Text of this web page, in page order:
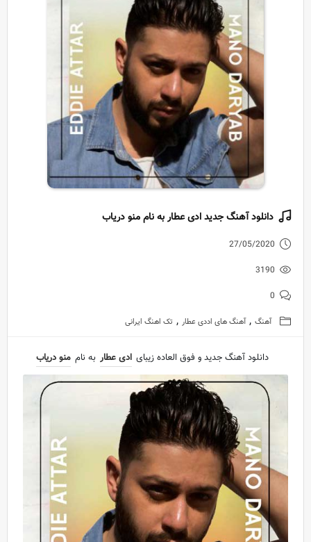
دانلود آهنگ جدید ادی عطار به نام منو دریاب
27/05/2020
3190
0
آهنگ , آهنگ های اددی عطار , تک اهنگ ایرانی
دانلود آهنگ جدید و فوق العاده زیبای ادی عطار به نام منو دریاب